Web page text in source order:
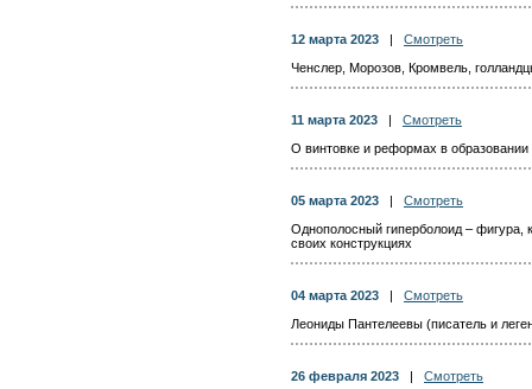
12 марта 2023
Смотреть
Ченслер, Морозов, Кромвель,
11 марта 2023
Смотреть
О винтовке и реформах в образовании
05 марта 2023
Смотреть
Однополосный гиперболоид – фигура,
своих конструкциях
04 марта 2023
Смотреть
Леониды Пантелеевы (писатель и
26 февраля 2023
Смотреть